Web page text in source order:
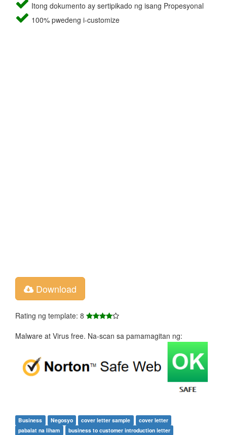
Itong dokumento ay sertipikado ng isang Propesyonal
100% pwedeng i-customize
Download
Rating ng template: 8
Malware at Virus free. Na-scan sa pamamagitan ng:
Business Negosyo cover letter sample
cover letter
pabalat na liham
business to customer introduction letter